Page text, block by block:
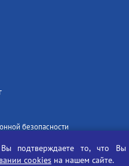
безопасности
подтверждаете то, что Вы
cookies на нашем сайте.